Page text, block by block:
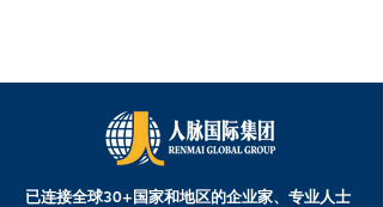
已连接全球30+国家和地区的企业家、专业人士